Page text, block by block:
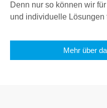
Denn nur so können wir
und individuelle Lösungen
Mehr über